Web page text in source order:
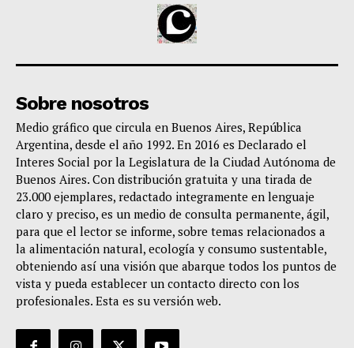
Sobre nosotros
Medio gráfico que circula en Buenos Aires, República
Argentina, desde el año 1992. En 2016 es Declarado el
Interes Social por la Legislatura de la Ciudad Autónoma de
Buenos Aires. Con distribución gratuita y una tirada de
23.000 ejemplares, redactado integramente en lenguaje
claro y preciso, es un medio de consulta permanente, ágil,
para que el lector se informe, sobre temas relacionados a
la alimentación natural, ecología y consumo sustentable,
obteniendo así una visión que abarque todos los puntos de
vista y pueda establecer un contacto directo con los
profesionales. Esta es su versión web.